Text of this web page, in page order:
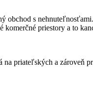
obchod s
priestory a to
priateľských a zároveň